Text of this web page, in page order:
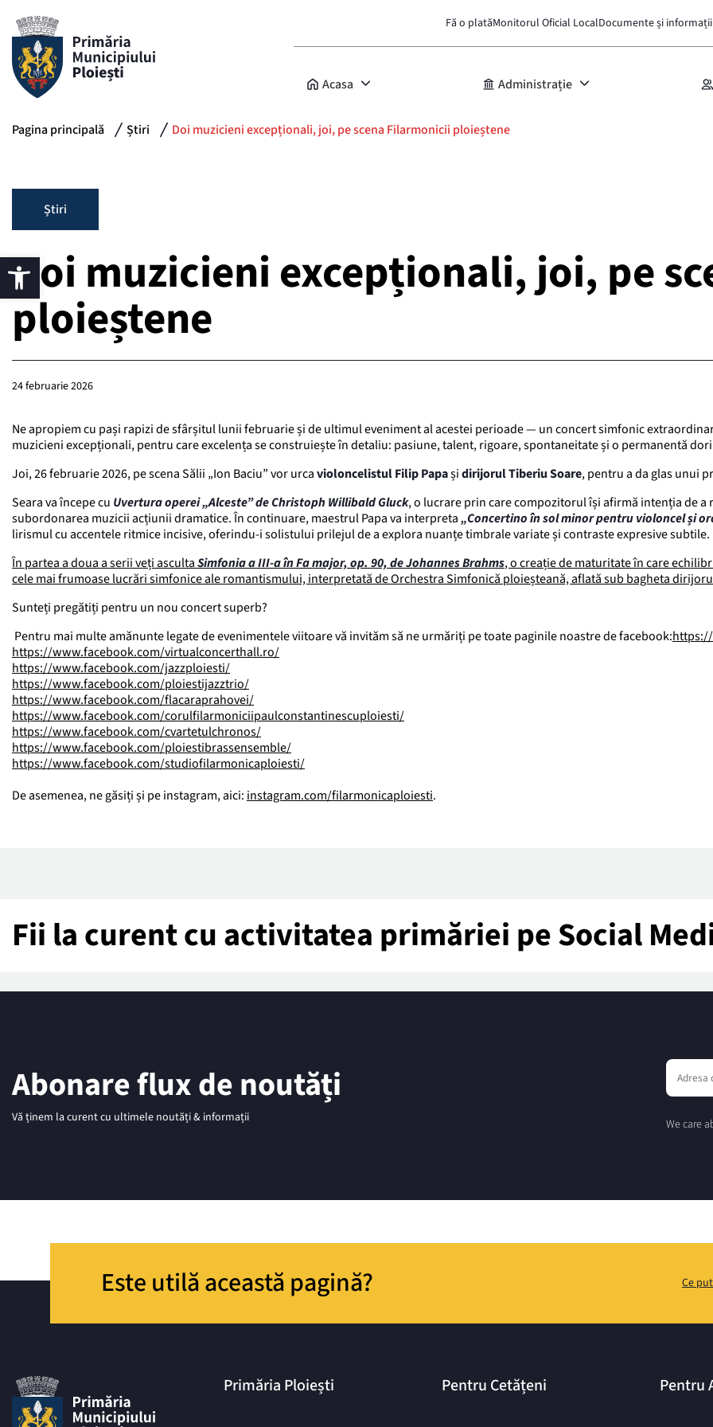
Fă o platăMonitorul Oficial LocalDocumente și
Acasa Administrație
Pagina principală Știri Doi muzicieni excepționali, joi, pe scena Filarmonicii ploieștene
Știri
Doi muzicieni excepționali, joi, pe
ploieștene
24 februarie 2026
Ne apropiem cu pași rapizi de sfârșitul lunii februarie și de ultimul eveniment al acestei perioade — un concert simfonic
muzicieni excepționali, pentru care excelența se construiește în detaliu: pasiune, talent, rigoare, spontaneitate și o permanentă
Joi, 26 februarie 2026, pe scena Sălii „Ion Baciu” vor urcavioloncelistul Filip Papașidirijorul Tiberiu Soare, pentru a da glas unui
Seara va începe cu Uvertura operei „Alceste” de Christoph Willibald Gluck, o lucrare prin care compozitorul își afirmă intenția de
subordonarea muzicii acțiunii dramatice. În continuare, maestrul Papa va interpreta„Concertino în sol minor pentru violoncel și
lirismul cu accentele ritmice incisive, oferindu-i solistului prilejul de a explora nuanțe timbrale variate și contraste expresive subtile.
În partea a doua a serii veți ascultaSimfonia a III-a în Fa major, op. 90, de Johannes Brahms, o creație de maturitate în care
cele mai frumoase lucrări simfonice ale romantismului, interpretată de Orchestra Simfonică ploieșteană, aflată sub bagheta
Sunteți pregătiți pentru un nou concert superb?
Pentru mai multe amănunte legate de evenimentele viitoare vă invităm să ne urmăriți pe toate paginile noastre de facebook:
https://www.facebook.com/virtualconcerthall.ro/
https://www.facebook.com/jazzploiesti/
https://www.facebook.com/ploiestijazztrio/
https://www.facebook.com/flacaraprahovei/
https://www.facebook.com/corulfilarmoniciipaulconstantinescuploiesti/
https://www.facebook.com/cvartetulchronos/
https://www.facebook.com/ploiestibrassensemble/
https://www.facebook.com/studiofilarmonicaploiesti/
De asemenea, ne găsiți și pe instagram, aici: instagram.com/filarmonicaploiesti.
Fii la curent cu activitatea primăriei pe Social
Abonare flux de noutăți
Vă ținem la curent cu ultimele noutăți & informații We care
Este utilă această pagină? Ce
Primăria Ploiești Pentru Cetățeni Pentru